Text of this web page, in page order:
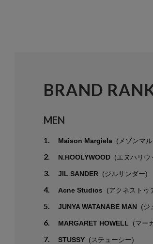
BRAND
MEN
1. Maison Margiela (メゾンマ
2. N.HOOLYWOOD (エヌハリウ
3. JIL SANDER (ジルサンダー)
4. Acne Studios (アクネストゥ
5. JUNYA WATANABE MAN (ジ
6. MARGARET HOWELL (マー
7. STUSSY (ステューシー)